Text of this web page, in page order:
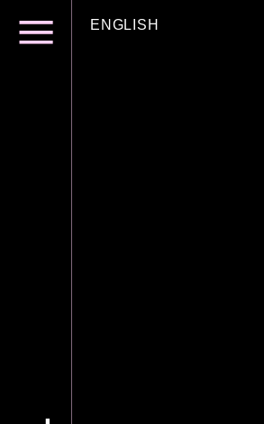
ENGLISH